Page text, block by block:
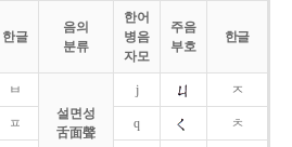
한글
음의
분류
한어
병음
자모
주음
부호
한글
ㅂ
설면성
舌面聲
j ㅈ
ㅍ q ㅊ